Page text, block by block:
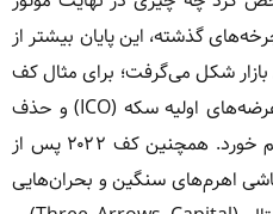
گذشته، این پایان بیشتر از
شکل می‌گرفت؛ برای مثال کف
سال ۲۰۱۸ پس از ترکیدن حباب عرضه‌های اولیه سکه (ICO) و حذف
پروژه‌های ضعیف و بی‌پشتوانه رقم خورد. همچنین کف ۲۰۲۲ پس از
اهرم‌های سنگین و بحران‌هایی